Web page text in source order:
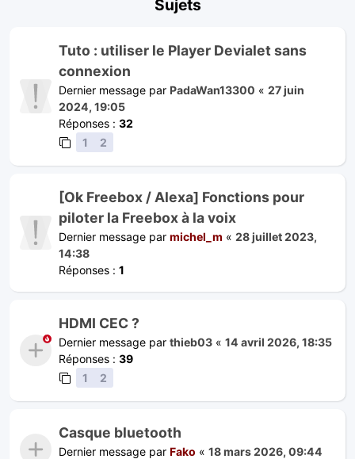
Sujets
Tuto : utiliser le Player Devialet sans
connexion
Dernier message par PadaWan13300 « 27 juin
2024, 19:05
Réponses : 32
1
2
[Ok Freebox / Alexa] Fonctions pour
piloter la Freebox à la voix
Dernier message par michel_m « 28 juillet 2023,
14:38
Réponses : 1
HDMI CEC ?
Dernier message par thieb03 « 14 avril 2026, 18:35
Réponses : 39
1
2
Casque bluetooth
Dernier message par Fako « 18 mars 2026, 09:44